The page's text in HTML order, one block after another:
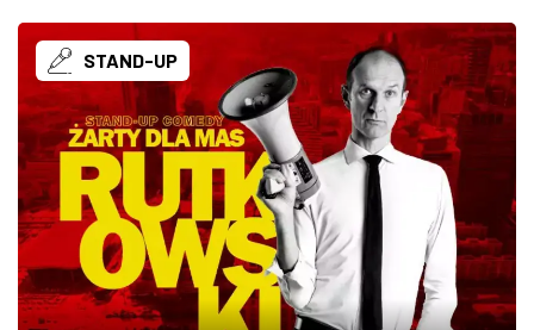
ROZRYWKA
W KINACH
GASTRONOMIA
ZDJĘCIA
W RZESZOWIE
STAND-UP